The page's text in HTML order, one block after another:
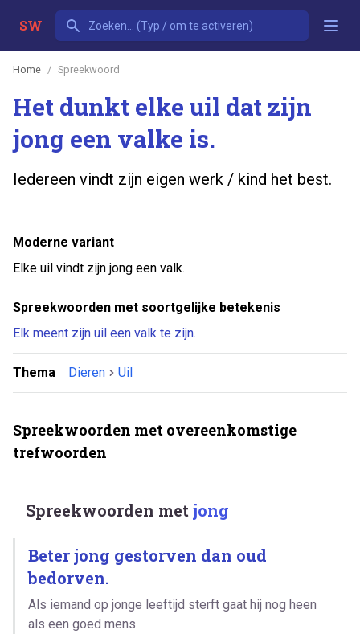
SW
Home Spreekwoord
Het dunkt elke uil dat zijn
jong een valke is.
Iedereen vindt zijn eigen werk / kind het best.
Moderne variant
Elke uil vindt zijn jong een valk.
Spreekwoorden met soortgelijke betekenis
Elk meent zijn uil een valk te zijn.
Thema Dieren Uil
Spreekwoorden met overeenkomstige
trefwoorden
Spreekwoorden met jong
Beter jong gestorven dan oud
bedorven.
Als iemand op jonge leeftijd sterft gaat hij nog heen
als een goed mens.